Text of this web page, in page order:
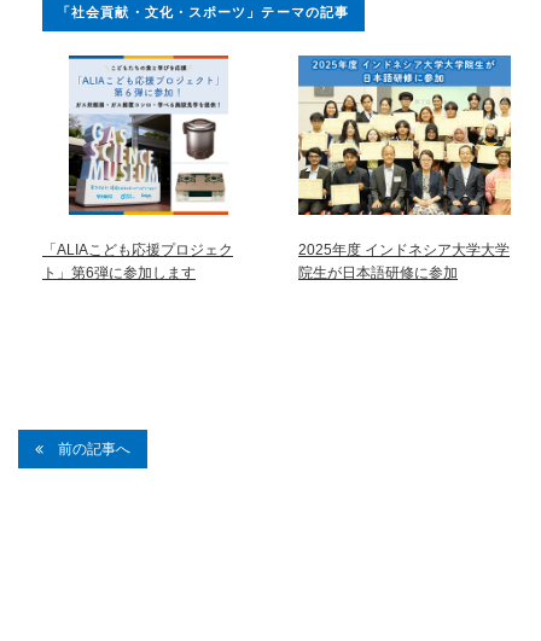
「社会貢献・文化・スポーツ」テーマの記事
「ALIAこども応援プロジェク
ト」第6弾に参加します
2025年度 インドネシア大学大学
院生が日本語研修に参加
前の記事へ